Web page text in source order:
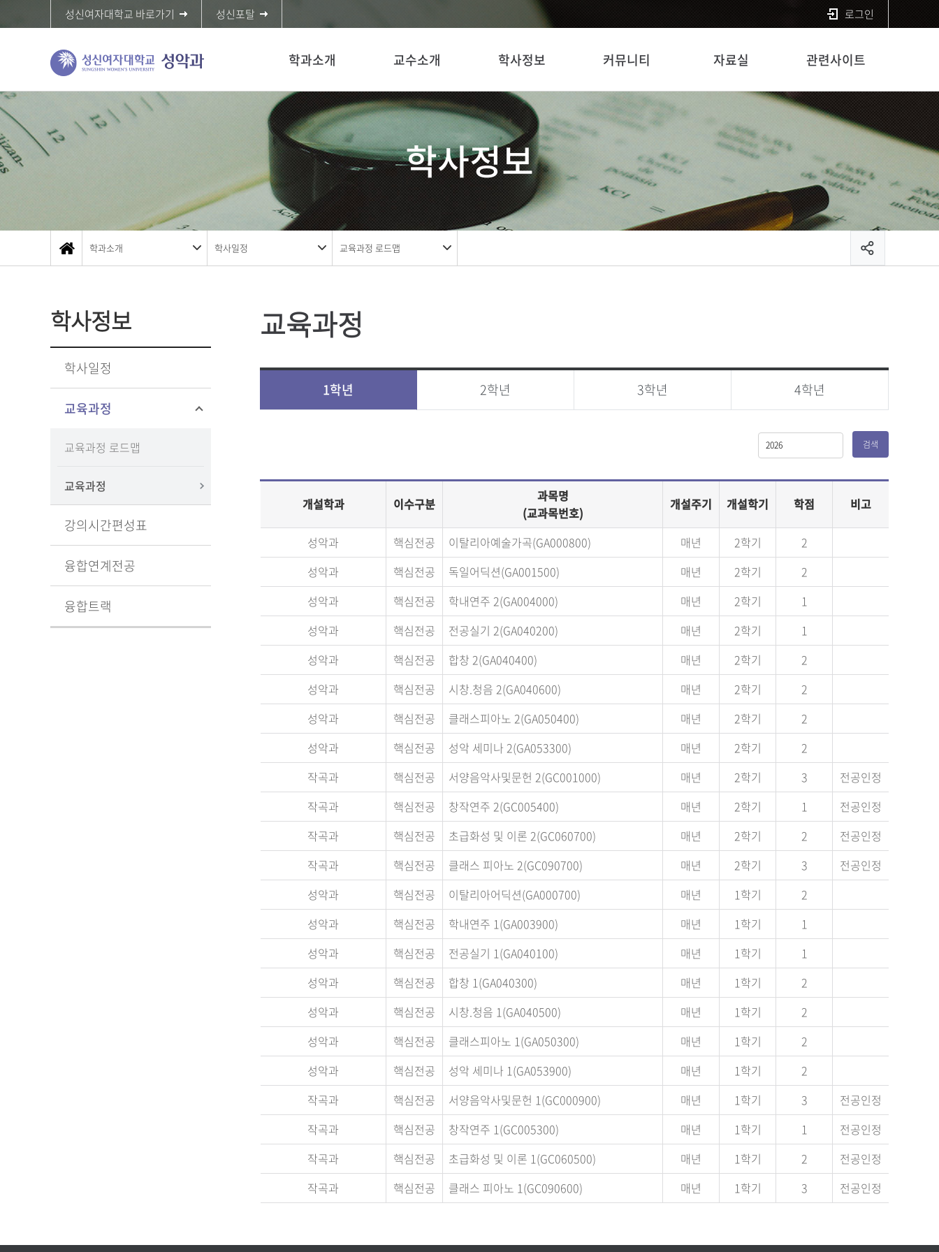
성신여자대학교 바로가기 성신포탈 로그인
학과소개 교수소개 학사정보 커뮤니티 자료실 관련사이트
학사정보
학과소개 학사일정 교육과정 로드맵
학사정보
학사일정
교육과정
교육과정 로드맵
교육과정
강의시간편성표
융합연계전공
융합트랙
교육과정
1학년 2학년 3학년 4학년
검색
개설학과 이수구분
과목명
(교과목번호)
개설주기 개설학기 학점 비고
성악과 핵심전공 이탈리아예술가곡(GA000800) 매년 2학기
2
성악과
핵심전공 독일어딕션(GA001500) 매년 2학기
2
성악과
핵심전공 학내연주 2(GA004000) 매년 2학기
1
성악과
핵심전공 전공실기 2(GA040200) 매년 2학기
1
성악과
핵심전공 합창 2(GA040400) 매년 2학기
2
성악과
핵심전공 시창.청음 2(GA040600) 매년 2학기
2
성악과
핵심전공 클래스피아노 2(GA050400) 매년 2학기
2
성악과
핵심전공 성악 세미나 2(GA053300) 매년 2학기
2
작곡과
핵심전공 서양음악사및문헌 2(GC001000) 매년 2학기 3
전공인정
작곡과
핵심전공 창작연주 2(GC005400) 매년 2학기 1
전공인정
작곡과
핵심전공 초급화성 및 이론 2(GC060700) 매년 2학기 2
전공인정
작곡과
핵심전공 클래스 피아노 2(GC090700) 매년 2학기 3
전공인정
성악과
핵심전공 이탈리아어딕션(GA000700) 매년 1학기
2
성악과
핵심전공 학내연주 1(GA003900) 매년 1학기
1
성악과
핵심전공 전공실기 1(GA040100) 매년 1학기
1
성악과
핵심전공 합창 1(GA040300) 매년 1학기
2
성악과
핵심전공 시창.청음 1(GA040500) 매년 1학기
2
성악과
핵심전공 클래스피아노 1(GA050300) 매년 1학기
2
성악과
핵심전공 성악 세미나 1(GA053900) 매년 1학기
2
작곡과
핵심전공 서양음악사및문헌 1(GC000900) 매년 1학기 3
전공인정
작곡과
핵심전공 창작연주 1(GC005300) 매년 1학기 1
전공인정
작곡과
핵심전공 초급화성 및 이론 1(GC060500) 매년 1학기 2
전공인정
작곡과
핵심전공 클래스 피아노 1(GC090600) 매년 1학기 3 전공인정